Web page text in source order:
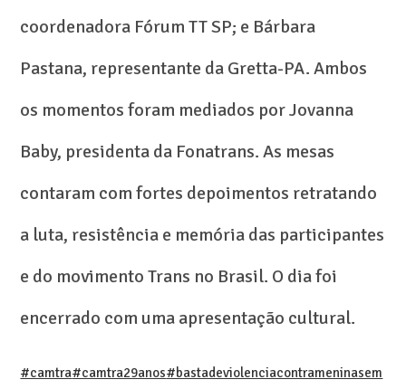
coordenadora Fórum TT SP; e Bárbara
Pastana, representante da Gretta-PA. Ambos
os momentos foram mediados por Jovanna
Baby, presidenta da Fonatrans. As mesas
contaram com fortes depoimentos retratando
a luta, resistência e memória das participantes
e do movimento Trans no Brasil. O dia foi
encerrado com uma apresentação cultural.
#camtra#camtra29anos#bastadeviolenciacontrameninasem